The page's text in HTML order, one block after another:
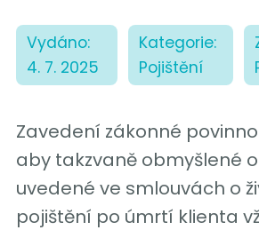
Vydáno:
4. 7. 2025
Kategorie:
Pojištění
Zavedení zákonné
aby takzvaně obmyšlené
uvedené ve smlouvách o
pojištění po úmrtí klienta